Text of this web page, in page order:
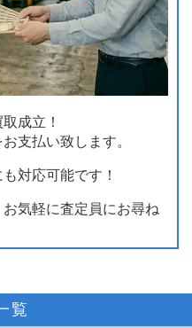
成立！
支払い致します。
対応可能です！
気軽に査定員にお尋ね
覧